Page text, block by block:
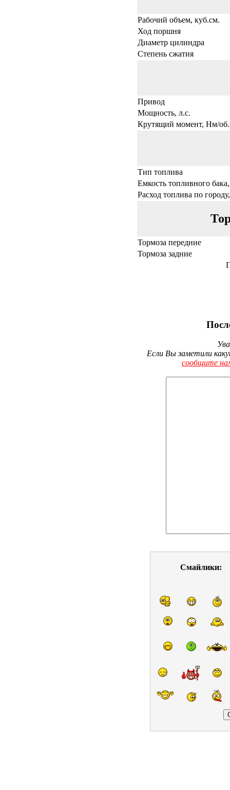
Рабочий объем, куб.см.
Ход поршня
Диаметр цилиндра
Степень сжатия
Привод
Мощность, л.с.
Крутящий момент, Нм/
Тип топлива
Емкость топливного
Расход топлива по
Тормоза передние
Тормоза задние
Если Вы заметили
сообщите
Смайлики: